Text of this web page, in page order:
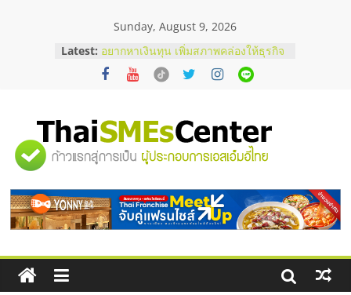
Sunday, August 9, 2026
Latest: อยากหาเงินทุน เพิ่มสภาพคล่องให้ธุรกิจ
เริ่มยังไงให้ผ่านฉลุย
สัมมนาออนไลน์ โอกาสบริหารสถานี
ThaiFranchise Meet Up จับคู่แฟรน
ไชส์ ครั้งที่ 8
ร้านเครื่องเสียงคุณภาพสูง พร้อม
บริษัท Cybersecurity ในไทยที่ไหนดี?
วิธีเลือกผู้ให้บริการให้คุ้มค่าและตอบ
โจทย์ธุรกิจ
"ศูนย์
รวม
ข้อมูล